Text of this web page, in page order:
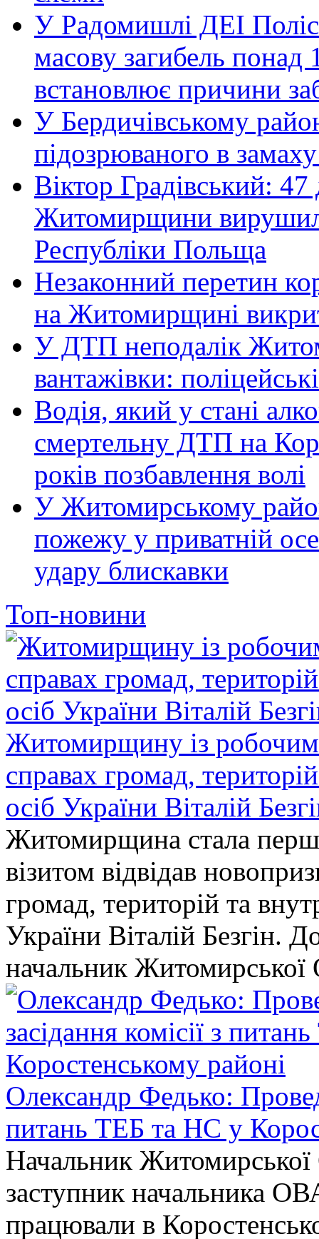
У Радомишлі ДЕІ
масову загибель понад
встановлює причини
У Бердичівському
підозрюваного в
Віктор Градівський: 47
Житомирщини
Республіки Польща
Незаконний перетин
на Житомирщині
У ДТП неподалік
вантажівки:
Водія, який у стані
смертельну ДТП на
років позбавлення волі
У Житомирському
пожежу у приватній
удару блискавки
Топ-новини
Житомирщину із робочим
справах громад,
осіб України Віталій
Житомирщина стала
візитом відвідав
громад, територій та
України Віталій Безгін.
начальник
Олександр Федько:
питань ТЕБ та НС у
Начальник
заступник начальника
працювали в